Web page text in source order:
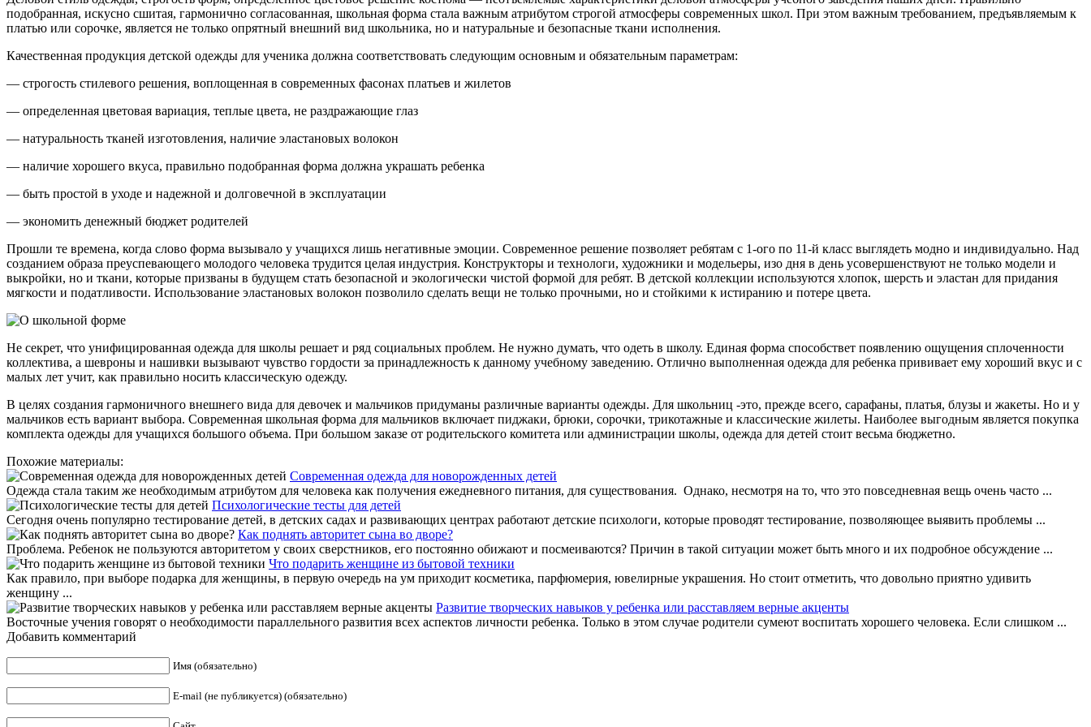
подобранная, искусно сшитая, гармонично согласованная, школьная форма стала важным атрибутом строгой атмосферы современных школ. При этом важным требованием, предъявляемым к
платью или сорочке, является не только опрятный внешний вид школьника, но и натуральные и безопасные ткани исполнения.
Качественная продукция детской одежды для ученика должна соответствовать следующим основным и обязательным параметрам:
— строгость стилевого решения, воплощенная в современных фасонах платьев и жилетов
— определенная цветовая вариация, теплые цвета, не раздражающие глаз
— натуральность тканей изготовления, наличие эластановых волокон
— наличие хорошего вкуса, правильно подобранная форма должна украшать ребенка
— быть простой в уходе и надежной и долговечной в эксплуатации
— экономить денежный бюджет родителей
Прошли те времена, когда слово форма вызывало у учащихся лишь негативные эмоции. Современное решение позволяет ребятам с 1-ого по 11-й класс выглядеть модно и индивидуально. Над
созданием образа преуспевающего молодого человека трудится целая индустрия. Конструкторы и технологи, художники и модельеры, изо дня в день усовершенствуют не только модели и
выкройки, но и ткани, которые призваны в будущем стать безопасной и экологически чистой формой для ребят. В детской коллекции используются хлопок, шерсть и эластан для придания
мягкости и податливости. Использование эластановых волокон позволило сделать вещи не только прочными, но и стойкими к истиранию и потере цвета.
Не секрет, что унифицированная одежда для школы решает и ряд социальных проблем. Не нужно думать, что одеть в школу. Единая форма способствет появлению ощущения сплоченности
коллектива, а шевроны и нашивки вызывают чувство гордости за принадлежность к данному учебному заведению. Отлично выполненная одежда для ребенка прививает ему хороший вкус и с
малых лет учит, как правильно носить классическую одежду.
В целях создания гармоничного внешнего вида для девочек и мальчиков придуманы различные варианты одежды. Для школьниц -это, прежде всего, сарафаны, платья, блузы и жакеты. Но и у
мальчиков есть вариант выбора. Современная школьная форма для мальчиков включает пиджаки, брюки, сорочки, трикотажные и классические жилеты. Наиболее выгодным является покупка
комплекта одежды для учащихся большого объема. При большом заказе от родительского комитета или администрации школы, одежда для детей стоит весьма бюджетно.
Похожие материалы:
Современная одежда для новорожденных детей
Одежда стала таким же необходимым атрибутом для человека как получения ежедневного питания, для существования. Однако, несмотря на то, что это повседневная вещь очень часто ...
Психологические тесты для детей
Сегодня очень популярно тестирование детей, в детских садах и развивающих центрах работают детские психологи, которые проводят тестирование, позволяющее выявить проблемы ...
Как поднять авторитет сына во дворе?
Проблема. Ребенок не пользуются авторитетом у своих сверстников, его постоянно обижают и посмеиваются? Причин в такой ситуации может быть много и их подробное обсуждение ...
Что подарить женщине из бытовой техники
Как правило, при выборе подарка для женщины, в первую очередь на ум приходит косметика, парфюмерия, ювелирные украшения. Но стоит отметить, что довольно приятно удивить
женщину ...
Развитие творческих навыков у ребенка или расставляем верные акценты
Восточные учения говорят о необходимости параллельного развития всех аспектов личности ребенка. Только в этом случае родители сумеют воспитать хорошего человека. Если слишком ...
Добавить комментарий
Имя (обязательно)
E-mail (не публикуется) (обязательно)